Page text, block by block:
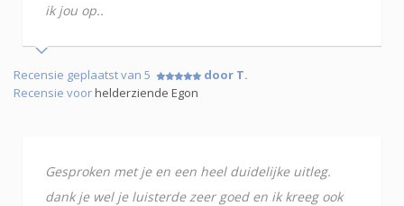
ik jou op..
Recensie geplaatst van 5
door T.
Recensie voorhelderziende Egon
Gesproken met je en een heel duidelijke uitleg.
dank je wel je luisterde zeer goed en ik kreeg ook